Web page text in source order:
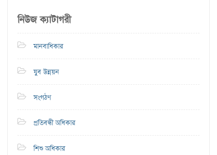
নিউজ ক্যাটাগরী
মানবাধিকার
যুব উন্নয়ন
সংগঠণ
প্রতিবন্ধী অধিকার
শিশু অধিকার